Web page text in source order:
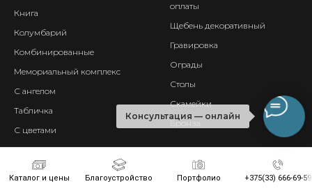
Каталог и цены Благоустройство Портфолио +375(33) 666-69-59
Консультация — онлайн
Книга
Колумбарий
Комбинированные
Мемориальный комплекс
С ангелом
Табличка
С цветами
Цветник
Эксклюзивный
оплаты
Щебень декоративный
Гравировка
Ограды
Столы
Скамейки
Бронза